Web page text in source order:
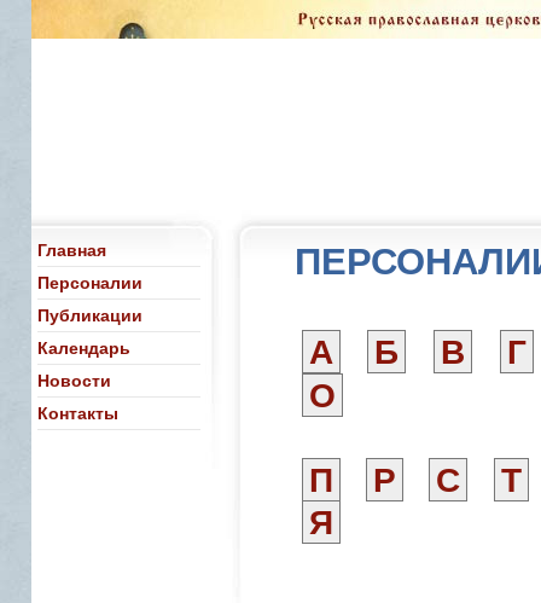
Главная
Персоналии
Публикации
Календарь
Новости
Контакты
А Б В
Г
О
П Р С
Т
Я